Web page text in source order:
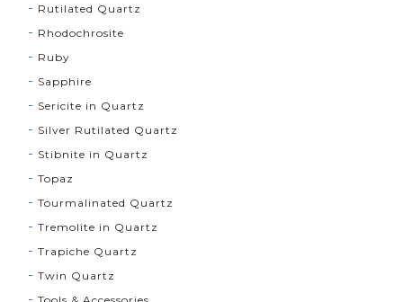
Rutilated Quartz
Rhodochrosite
Ruby
Sapphire
Sericite in Quartz
Silver Rutilated Quartz
Stibnite in Quartz
Topaz
Tourmalinated Quartz
Tremolite in Quartz
Trapiche Quartz
Twin Quartz